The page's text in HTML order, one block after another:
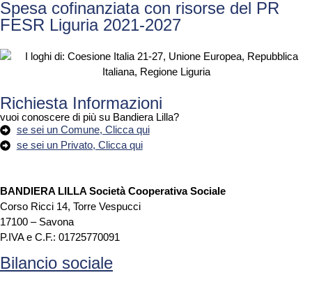
Spesa cofinanziata con risorse del PR
FESR Liguria 2021-2027
Richiesta Informazioni
vuoi conoscere di più su Bandiera Lilla?
se sei un Comune, Clicca qui
se sei un Privato, Clicca qui
BANDIERA LILLA Società Cooperativa Sociale
Corso Ricci 14, Torre Vespucci
17100 – Savona
P.IVA e C.F.: 01725770091
Bilancio sociale